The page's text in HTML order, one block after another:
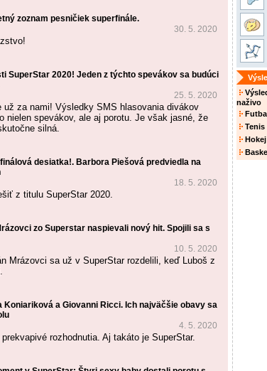
zoznam pesničiek superfinále.
30. 5. 2020
SuperStar 2020! Jeden z týchto spevákov sa budúci
25. 5. 2020
už za nami! Výsledky SMS hlasovania divákov
nielen spevákov, ale aj porotu. Je však jasné, že
silná.
desiatka!. Barbora Piešová predviedla na
18. 5. 2020
z titulu SuperStar 2020.
zo Superstar naspievali nový hit. Spojili sa s
10. 5. 2020
Mrázovci sa už v SuperStar rozdelili, keď Luboš z
Koniariková a Giovanni Ricci. Ich najväčšie obavy sa
4. 5. 2020
rozhodnutia. Aj takáto je SuperStar.
naživo
Tenis
Hokej